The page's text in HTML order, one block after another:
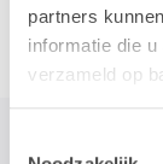
partners
informatie die
verzameld op